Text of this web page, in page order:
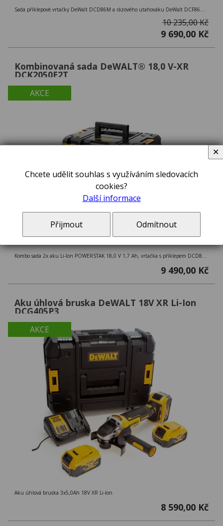
Sada příklepové vrtačky DeWalt DCD86M a rázového utahováku DeWalt DCF86M edice McLaren F1 Team s bezuhlíkovým motorem 18V 2x 5,0Ah
10 235,00 Kč
9 690,00 Kč
AKCE
Kombinovaná sada DeWALT® 18,0 V-XR
DCK2050E2T
Kombo sada 2x aku Li-Ion POWERSTAK 18,0 V 1,7 Ah, vrtačka s příklepem DCD805 + rázový utahovák DCF850 + kufr TSTAK
9 490,00 Kč
AKCE
Aku úhlová bruska DeWALT 18V XR Li-Ion
DCG405P3
Aku úhlová bruska 3x5,0Ah 18V XR Li-Ion
8 590,00 Kč
Chcete udělit souhlas s využíváním sledovacích
cookies?
Další informace
Přijmout Odmítnout
✕